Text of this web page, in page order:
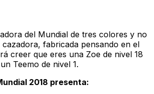
del Mundial de tres colores y no
cazadora, fabricada pensando en el
creer que eres una Zoe de nivel 18
Teemo de nivel 1.
2018 presenta: